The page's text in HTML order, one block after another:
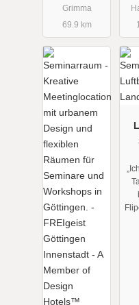
Grimma
69.9 km